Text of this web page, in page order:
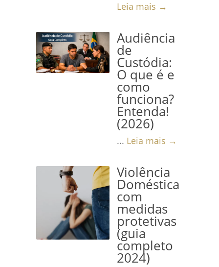
Leia mais →
Audiência
de
Custódia:
O que é e
como
funciona?
Entenda!
(2026)
... Leia mais →
Violência
Doméstica
com
medidas
protetivas
(guia
completo
2024)